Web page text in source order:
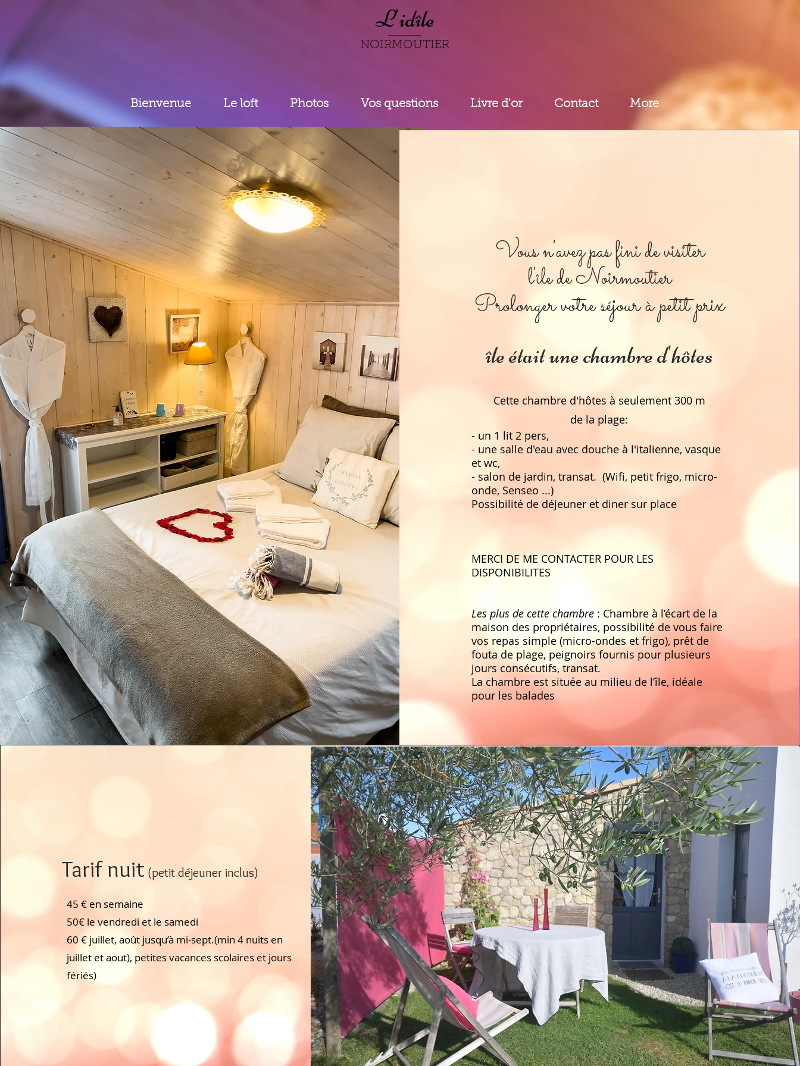
L'idîle
NOIRMOUTIER
Bienvenue Le loft Photos Vos questions Livre d'or Contact More
Vous n'avez pas fini de visiter
l'île de Noirmoutier
Prolonger votre séjour à petit prix
​île était une chambre d'hôtes
Cette chambre d'hôtes à seulement 300 m
de la plage:
- un 1 lit 2 pers,
- une salle d'eau avec douche à l'italienne, vasque
et wc,
- salon de jardin, transat. (Wifi, petit frigo, micro-
onde, Senseo ...)
Possibilité de déjeuner et diner sur place
MERCI DE ME CONTACTER POUR LES
DISPONIBILITES
Les plus de cette chambre : Chambre à l’écart de la
maison des propriétaires, possibilité de vous faire
vos repas simple (micro-ondes et frigo), prêt de
fouta de plage, peignoirs fournis pour plusieurs
jours consécutifs, transat.
La chambre est située au milieu de l’île, idéale
pour les balades
Tarifnuit (petit déjeuner inclus)
45 € en semaine
50€ le vendredi et le samedi
60 € juillet, août jusqu’à mi-sept.(min 4 nuits en
juillet et aout), petites vacances scolaires et jours
fériés)